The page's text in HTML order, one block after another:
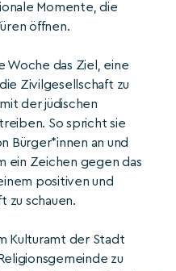
Momente, die
öffnen.
Woche das Ziel, eine
Zivilgesellschaft zu
der jüdischen
So spricht sie
Bürger*innen an und
ein Zeichen gegen das
positiven und
zu schauen.
Kulturamt der Stadt
zu